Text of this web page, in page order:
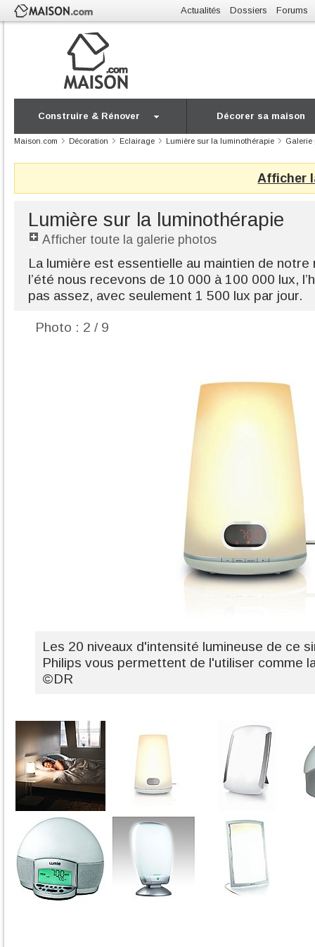
Actualités Dossiers Forums
Construire & Rénover Décorer sa maison
Maison.com Décoration Eclairage Lumière sur la luminothérapie Galerie
Afficher
Lumière sur la luminothérapie
Afficher toute la galerie photos
La lumière est essentielle au maintien de
l’été nous recevons de 10 000 à 100 000 lux,
pas assez, avec seulement 1 500 lux par jour.
Photo : 2 / 9
Les 20 niveaux d'intensité lumineuse de ce
Philips vous permettent de l'utiliser comme
©DR